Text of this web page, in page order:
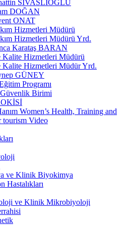
SİVASLIOĞLU
DOĞAN
ONAT
Hizmetleri Müdürü
Hizmetleri Müdürü Yrd.
Karataş BARAN
Kalite Hizmetleri Müdürü
Kalite Hizmetleri Müdür Yrd.
GÜNEY
Programı
Güvenlik Birimi
Women’s Health, Training and
tourism Video
ve Klinik Biyokimya
Hastalıkları
ve Klinik Mikrobiyoloji